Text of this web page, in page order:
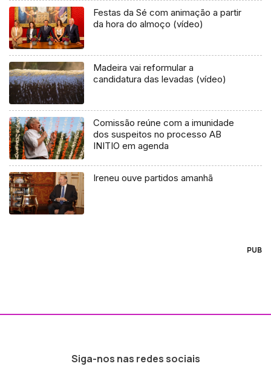
Festas da Sé com animação a partir
da hora do almoço (vídeo)
Madeira vai reformular a
candidatura das levadas (vídeo)
Comissão reúne com a imunidade
dos suspeitos no processo AB
INITIO em agenda
Ireneu ouve partidos amanhã
PUB
Siga-nos nas redes sociais